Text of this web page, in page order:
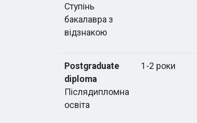
Ступінь
бакалавра з
відзнакою
Postgraduate
diploma
Післядипломна
освіта
1-2 роки